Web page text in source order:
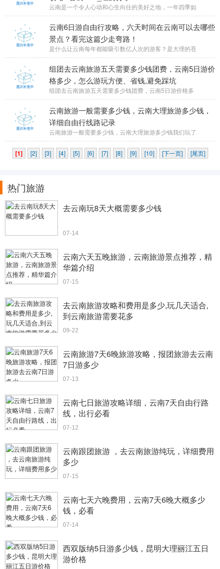
云南是一个令人心动和心生向往的美好之地，一年四季如
云南6日游自由行攻略，六天时间在云南可以去哪些
景点？看完这篇少走弯路！
是什么让云南每年都能吸引数亿人次的游客？是大理的苍
组团去云南旅游五天需要多少钱团费，云南5日游价
格多少，怎么游玩方便、省钱,避免踩坑
组团去云南旅游五天需要多少钱团费，云南5日游价格多
云南旅游一般需要多少钱，云南大理旅游多少钱，
详细自由行线路记录
云南旅游一般需要多少钱，云南大理旅游多少钱我们玩了
[1] [2] [3] [4] [5] [6] [7] [8] [9] [10] [下一页] [尾页]
热门旅游
去云南玩8天大概需要多少钱
07-14
云南六天五晚旅游，云南旅游景点推荐，精
华篇介绍
07-15
去云南旅游攻略和费用是多少,玩几天适合,
到云南旅游需要花多
09-22
云南旅游7天6晚旅游攻略，报团旅游去云南
7日游多少
07-13
云南七日旅游攻略详细，云南7天自由行路
线，出行必看
07-12
云南跟团旅游 ，去云南旅游纯玩，详细费用
多少
07-15
云南七天六晚费用，云南7天6晚大概多少
钱，必看
07-14
西双版纳5日游多少钱，昆明大理丽江五日
游价格